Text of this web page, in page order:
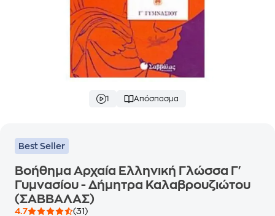
1 Απόσπασμα
Best Seller
Βοήθημα Αρχαία Ελληνική Γλώσσα Γ'
Γυμνασίου - Δήμητρα Καλαβρουζιώτου
(ΣΑΒΒΑΛΑΣ)
4.7
(31)